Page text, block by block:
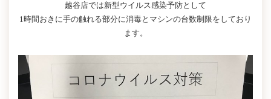
越谷店では新型ウイルス感染予防として
1時間おきに手の触れる部分に消毒とマシンの台数制限をしており
ます。